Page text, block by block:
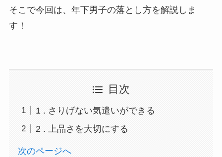
そこで今回は、年下男子の落とし方を解説しま
す！
目次
1 . さりげない気遣いができる
2 . 上品さを大切にする
次のページへ